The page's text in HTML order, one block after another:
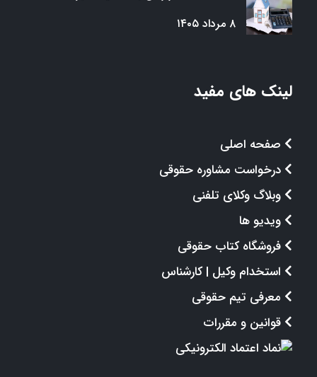
۸ مرداد ۱۴۰۵
لینک های مفید
صفحه اصلی
درخواست مشاوره حقوقی
وبلاگ وکلای تلفنی
ویدیو ها
فروشگاه کتاب حقوقی
استخدام وکیل | کارشناس
معرفی تیم حقوقی
قوانین و مقررات